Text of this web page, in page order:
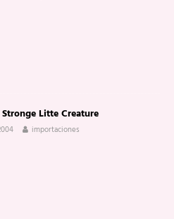
Litte Creature
importaciones